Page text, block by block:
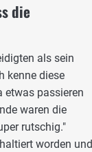
die
als sein
kenne diese
etwas passieren
waren die
rutschig."
worden und